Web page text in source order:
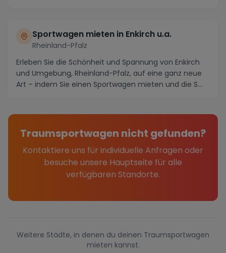
Sportwagen mieten in Enkirch u.a.
Rheinland-Pfalz
Erleben Sie die Schönheit und Spannung von Enkirch
und Umgebung, Rheinland-Pfalz, auf eine ganz neue
Art – indem Sie einen Sportwagen mieten und die S...
Traumsportwagen nicht gefunden?
Kontaktiere uns für individuelle Anfragen oder
besuche unsere Hauptseite für alle
verfügbaren Standorte.
Weitere Städte, in denen du deinen Traumsportwagen
mieten kannst.